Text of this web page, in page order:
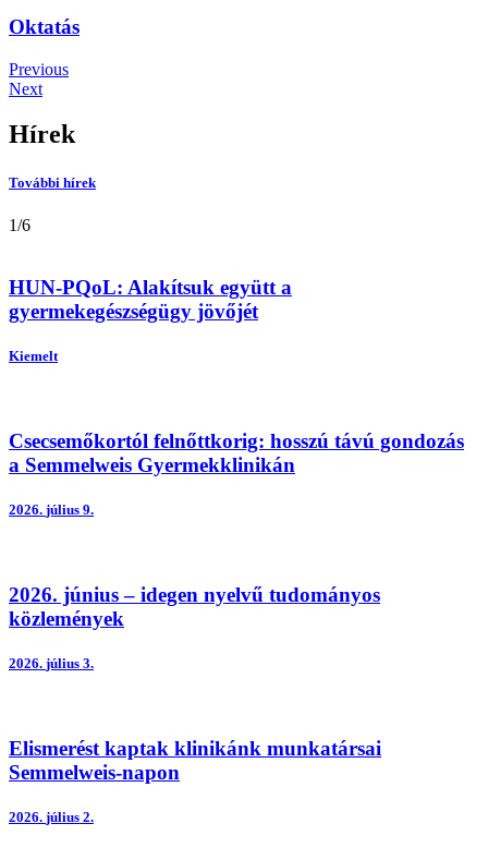
Oktatás
Previous
Next
Hírek
További hírek
1/6
HUN-PQoL: Alakítsuk együtt a
gyermekegészségügy jövőjét
Kiemelt
Csecsemőkortól felnőttkorig: hosszú távú gondozás
a Semmelweis Gyermekklinikán
2026. július 9.
2026. június – idegen nyelvű tudományos
közlemények
2026. július 3.
Elismerést kaptak klinikánk munkatársai
Semmelweis-napon
2026. július 2.